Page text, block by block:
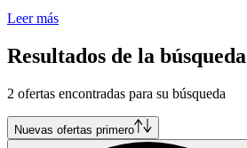
Leer más
Resultados de la búsqueda
2 ofertas encontradas para su búsqueda
Nuevas ofertas primero